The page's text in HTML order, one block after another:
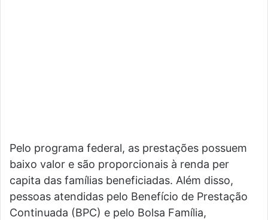
Pelo programa federal, as prestações possuem
baixo valor e são proporcionais à renda per
capita das famílias beneficiadas. Além disso,
pessoas atendidas pelo Benefício de Prestação
Continuada (BPC) e pelo Bolsa Família,